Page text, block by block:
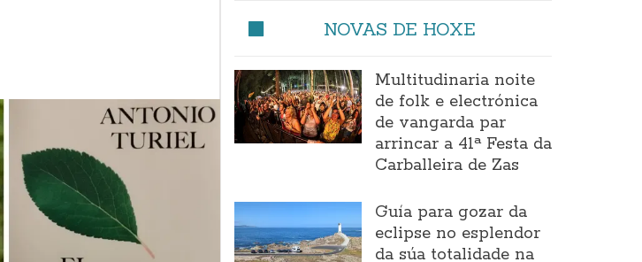
NOVAS DE HOXE
Multitudinaria noite
de folk e electrónica
de vangarda par
arrincar a 41ª Festa da
Carballeira de Zas
Guía para gozar da
eclipse no esplendor
da súa totalidade na